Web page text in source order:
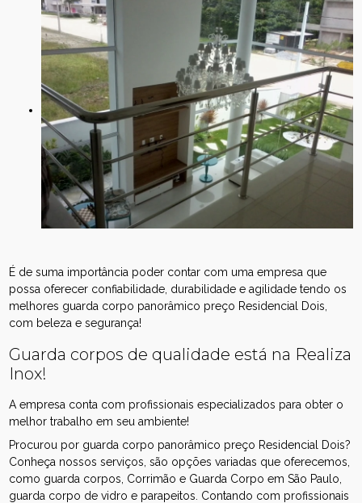
É de suma importância poder contar com uma empresa que
possa oferecer confiabilidade, durabilidade e agilidade tendo os
melhores guarda corpo panorâmico preço Residencial Dois,
com beleza e segurança!
Guarda corpos de qualidade está na Realiza
Inox!
A empresa conta com profissionais especializados para obter o
melhor trabalho em seu ambiente!
Procurou por guarda corpo panorâmico preço Residencial Dois?
Conheça nossos serviços, são opções variadas que oferecemos,
como guarda corpos, Corrimão e Guarda Corpo em São Paulo,
guarda corpo de vidro e parapeitos. Contando com profissionais